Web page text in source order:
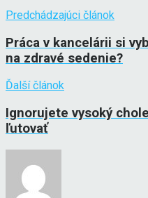
Predchádzajúci článok
Práca v kancelárii si
na zdravé sedenie?
Ďalší článok
Ignorujete vysoký
ľutovať